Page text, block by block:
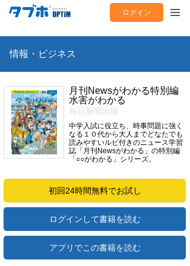
ログイン
情報・ビジネス
月刊Newsがわかる特別編
水害がわかる
毎日新聞出版
中学入試に役立ち、時事問題に強く
なる１０代から大人までどなたでも
読みやすいルビ付きのニュース学習
誌「月刊Newsがわかる」の特別編
「○○がわかる」シリーズ。
初回24時間無料でお試し
ログインして書籍を読む
アプリでこの書籍を読む